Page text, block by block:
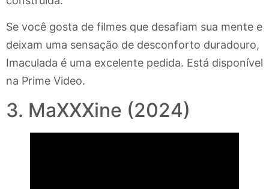
Se você gosta de filmes que desafiam sua mente e
deixam uma sensação de desconforto duradouro,
Imaculada é uma excelente pedida. Está disponível
na Prime Video.
3. MaXXXine (2024)